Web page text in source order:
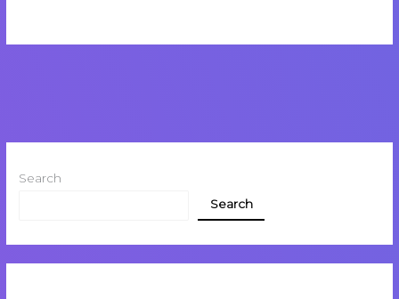
Search
Search